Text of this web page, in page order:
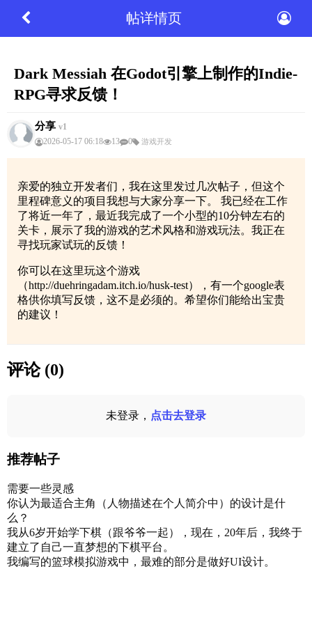
帖详情页
Dark Messiah 在Godot引擎上制作的Indie-
RPG寻求反馈！
分享 v1
2026-05-17 06:18
13 0 游戏开发
亲爱的独立开发者们，我在这里发过几次帖子，但这个
里程碑意义的项目我想与大家分享一下。 我已经在工作
了将近一年了，最近我完成了一个小型的10分钟左右的
关卡，展示了我的游戏的艺术风格和游戏玩法。我正在
寻找玩家试玩的反馈！
你可以在这里玩这个游戏
（http://duehringadam.itch.io/husk-test），有一个google表
格供你填写反馈，这不是必须的。希望你们能给出宝贵
的建议！
评论 (0)
未登录， 点击去登录
推荐帖子
需要一些灵感
你认为最适合主角（人物描述在个人简介中）的设计是什
么？
我从6岁开始学下棋（跟爷爷一起），现在，20年后，我终于
建立了自己一直梦想的下棋平台。
我编写的篮球模拟游戏中，最难的部分是做好UI设计。